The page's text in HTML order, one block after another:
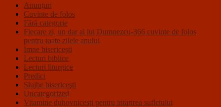
Anunţuri
Cuvinte de folos
Fără categorie
Fiecare zi, un dar al lui Dumnezeu-366 cuvinte de folos
pentru toate zilele anului
Imne bisericeşti
Lecturi biblice
Lecturi liturgice
Predici
Slujbe bisericeşti
Uncategorized
Vitamine duhovnicesti pentru intarirea sufletului